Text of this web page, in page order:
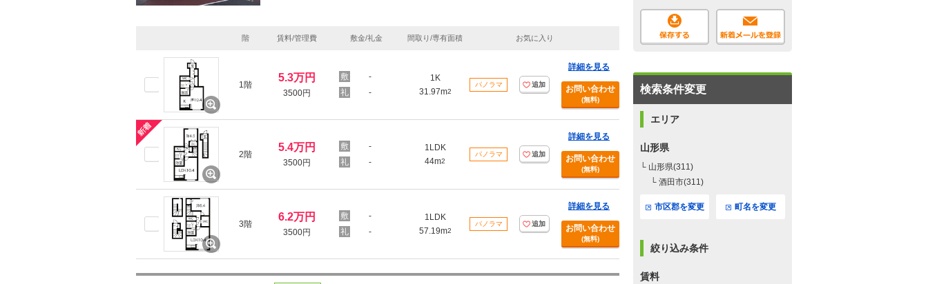
階 賃料/管理費 敷金/礼金 間取り/専有面積 お気に入り
1階
5.3万円
3500円
-
-
1K
31.97m2
パノラマ 追加
詳細を見る
お問い合わせ
(無料)
2階
5.4万円
3500円
-
-
1LDK
44m2
パノラマ 追加
詳細を見る
お問い合わせ
(無料)
3階
6.2万円
3500円
-
-
1LDK
57.19m2
パノラマ 追加
詳細を見る
お問い合わせ
(無料)
検索条件変更
エリア
山形県
└ 山形県(311)
└ 酒田市(311)
市区郡を変更 町名を変更
絞り込み条件
賃料